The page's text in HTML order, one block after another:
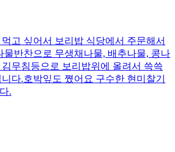
고 싶어서 보리밥 식당에서 주문해서
물반찬으로 무생채나물, 배추나물, 콩나
무침등으로 보리밥위에 올려서 쓱쓱
다.호박잎도 쪘어요 구수한 현미찰기
.